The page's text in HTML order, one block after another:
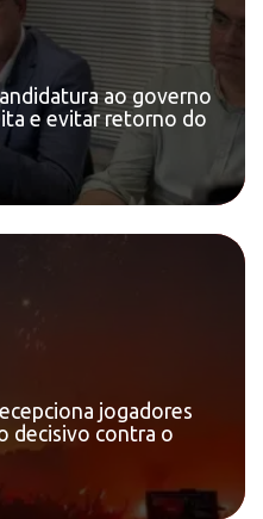
ao governo
e evitar retorno do
jogadores
decisivo contra o